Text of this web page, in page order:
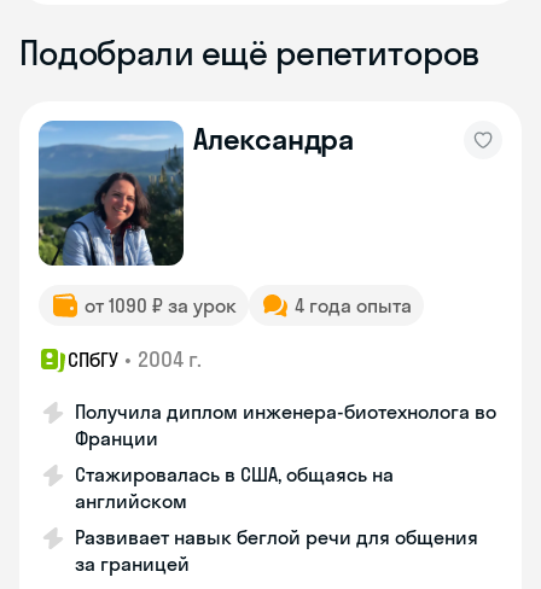
Подобрали ещё репетиторов
Александра
от 1090 ₽ за урок 4 года опыта
СПбГУ • 2004 г.
Получила диплом инженера-биотехнолога во
Франции
Стажировалась в США, общаясь на
английском
Развивает навык беглой речи для общения
за границей